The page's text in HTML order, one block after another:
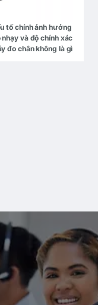
tố chính ảnh hưởng
nhạy và độ chính xác
đo chân không là gì